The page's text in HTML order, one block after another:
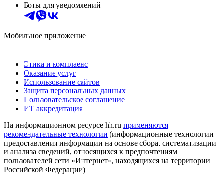
Боты для уведомлений
Мобильное приложение
Этика и комплаенс
Оказание услуг
Использование сайтов
Защита персональных данных
Пользовательское соглашение
ИТ аккредитация
На информационном ресурсе hh.ru применяются
рекомендательные технологии (информационные технологии
предоставления информации на основе сбора, систематизации
и анализа сведений, относящихся к предпочтениям
пользователей сети «Интернет», находящихся на территории
Российской Федерации)